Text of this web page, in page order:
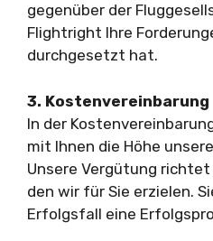
gegenüber der
Flightright Ihre
durchgesetzt hat.
3. Kostenvereinbarung
In der
mit Ihnen die Höhe
Unsere Vergütung
den wir für Sie erzielen.
Erfolgsfall eine